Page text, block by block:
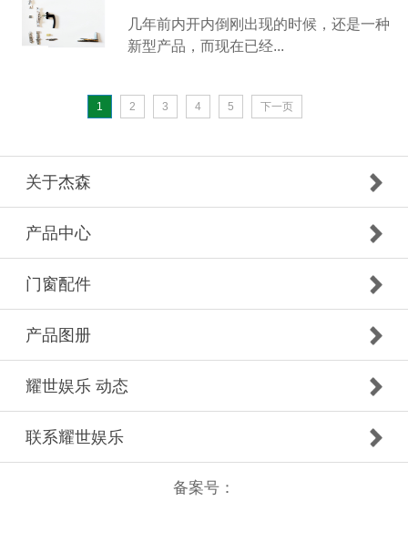
几年前内开内倒刚出现的时候，还是一种
新型产品，而现在已经...
1 2 3 4 5 下一页
关于杰森
产品中心
门窗配件
产品图册
耀世娱乐 动态
联系耀世娱乐
备案号：